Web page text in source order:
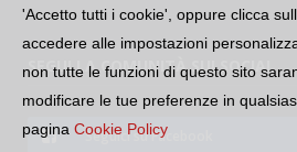
SEGUI LA COMUNITÀ SUI SOCIAL
Seguici su Facebook
'Accetto tutti i cookie', oppure clicca
accedere alle impostazioni
non tutte le funzioni di questo sito
modificare le tue preferenze in
pagina Cookie Policy